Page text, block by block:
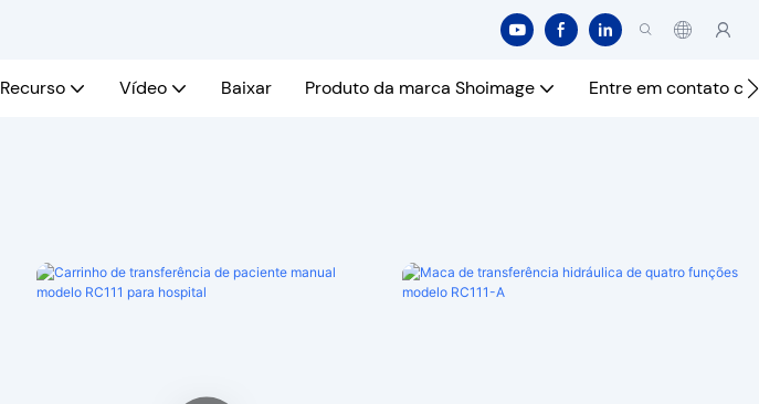
Recurso Vídeo Baixar Produto da marca Shoimage Entre em contato